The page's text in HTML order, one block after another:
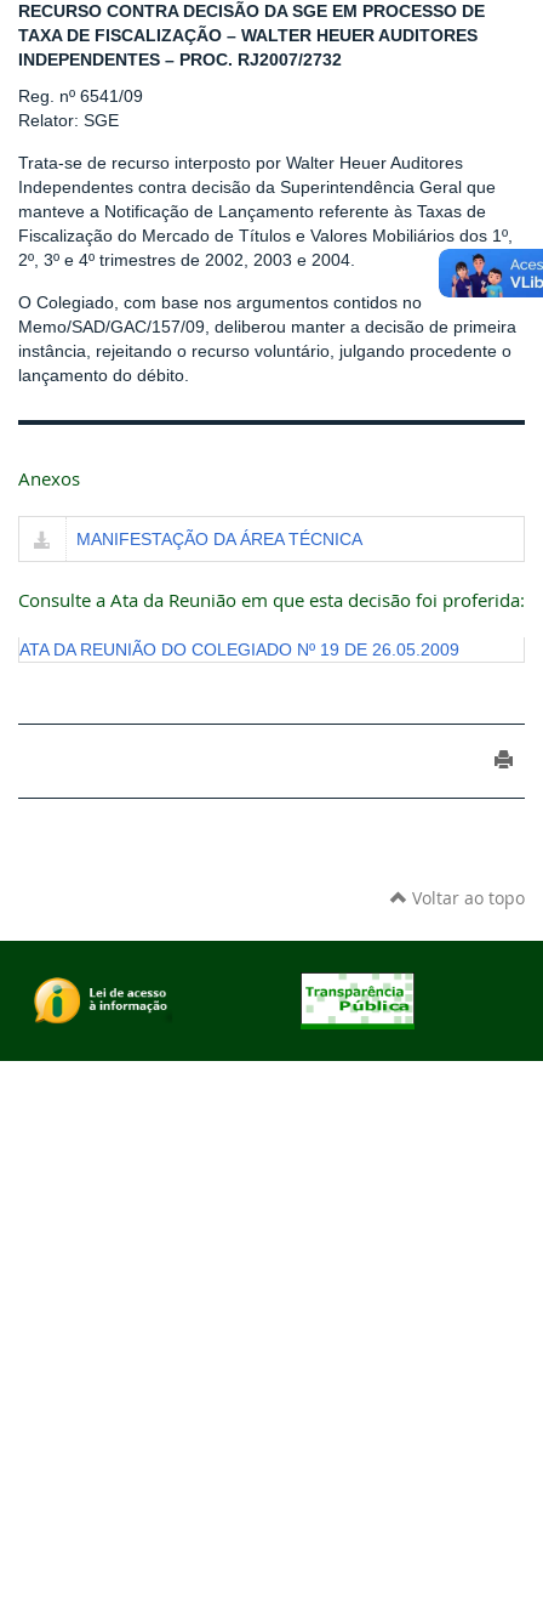
RECURSO CONTRA DECISÃO DA SGE EM PROCESSO DE
TAXA DE FISCALIZAÇÃO – WALTER HEUER AUDITORES
INDEPENDENTES – PROC. RJ2007/2732
Reg. nº 6541/09
Relator: SGE
Trata-se de recurso interposto por Walter Heuer Auditores
Independentes contra decisão da Superintendência Geral que
manteve a Notificação de Lançamento referente às Taxas de
Fiscalização do Mercado de Títulos e Valores Mobiliários dos 1º,
2º, 3º e 4º trimestres de 2002, 2003 e 2004.
O Colegiado, com base nos argumentos contidos no
Memo/SAD/GAC/157/09, deliberou manter a decisão de primeira
instância, rejeitando o recurso voluntário, julgando procedente o
lançamento do débito.
Anexos
MANIFESTAÇÃO DA ÁREA TÉCNICA
Consulte a Ata da Reunião em que esta decisão foi proferida:
ATA DA REUNIÃO DO COLEGIADO Nº 19 DE 26.05.2009
Voltar ao topo